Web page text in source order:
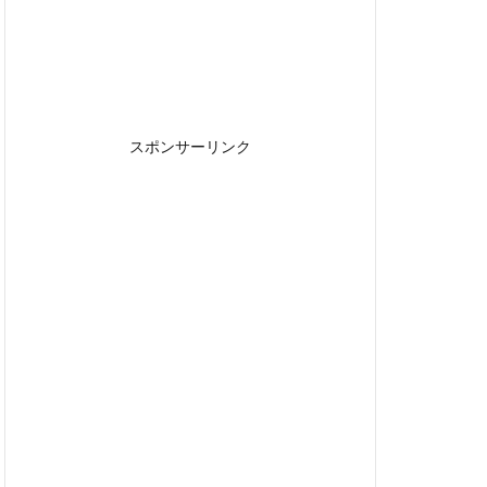
スポンサーリンク